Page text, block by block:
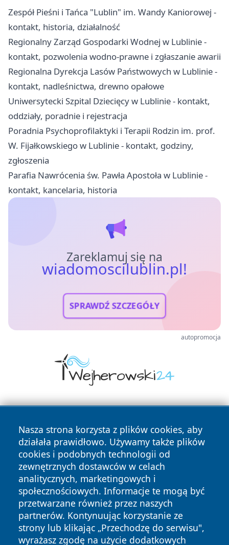
Zespół Pieśni i Tańca "Lublin" im. Wandy Kaniorowej -
kontakt, historia, działalność
Regionalny Zarząd Gospodarki Wodnej w Lublinie -
kontakt, pozwolenia wodno-prawne i zgłaszanie awarii
Regionalna Dyrekcja Lasów Państwowych w Lublinie -
kontakt, nadleśnictwa, drewno opałowe
Uniwersytecki Szpital Dziecięcy w Lublinie - kontakt,
oddziały, poradnie i rejestracja
Poradnia Psychoprofilaktyki i Terapii Rodzin im. prof.
W. Fijałkowskiego w Lublinie - kontakt, godziny,
zgłoszenia
Parafia Nawrócenia św. Pawła Apostoła w Lublinie -
kontakt, kancelaria, historia
Zareklamuj się na
wiadomoscilublin.pl!
SPRAWDŹ SZCZEGÓŁY
autopromocja
Nasza strona korzysta z plików cookies, aby
działała prawidłowo. Używamy także plików
cookies i podobnych technologii od
zewnętrznych dostawców w celach
analitycznych, marketingowych i
społecznościowych. Informacje te mogą być
przetwarzane również przez naszych
partnerów. Kontynuując korzystanie ze
strony lub klikając „Przechodzę do serwisu",
wyrażasz zgodę na użycie dodatkowych
Copyright © 2026 wiadomoscilublin.pl Wszystkie prawa
zastrzeżone.
News Autorzy
Polityka
Prywatności
Polityka
Cookies